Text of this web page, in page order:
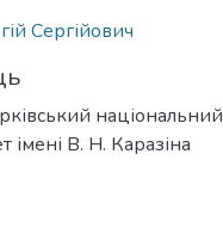
Сергійович
національний
імені В. Н. Каразіна